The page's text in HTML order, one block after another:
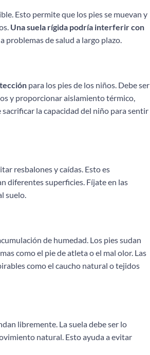
Esto permite que los pies se muevan y
Una suela rígida podría interferir con
problemas de salud a largo plazo.
para los pies de los niños. Debe ser
y proporcionar aislamiento térmico,
la capacidad del niño para sentir
resbalones y caídas. Esto es
diferentes superficies. Fíjate en las
suelo.
de humedad. Los pies sudan
como el pie de atleta o el mal olor. Las
como el caucho natural o tejidos
libremente. La suela debe ser lo
natural. Esto ayuda a evitar